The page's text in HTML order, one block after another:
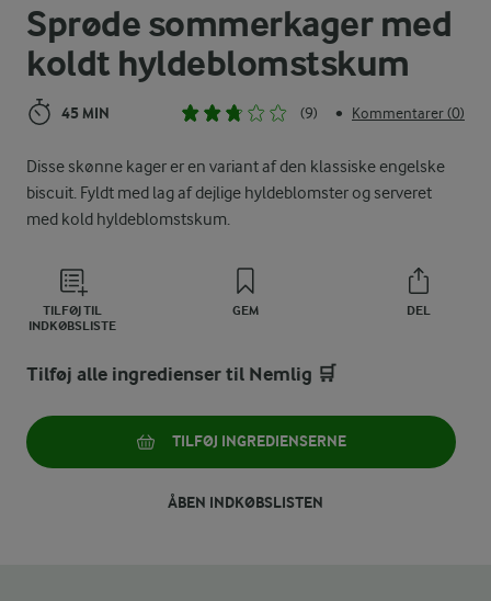
Sprøde sommerkager med
koldt hyldeblomstskum
45 MIN (9) • Kommentarer (0)
Disse skønne kager er en variant af den klassiske engelske
biscuit. Fyldt med lag af dejlige hyldeblomster og serveret
med kold hyldeblomstskum.
TILFØJ TIL
INDKØBSLISTE
GEM DEL
Tilføj alle ingredienser til Nemlig 🛒
TILFØJ INGREDIENSERNE
ÅBEN INDKØBSLISTEN